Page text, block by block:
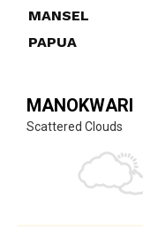
MANSEL
PAPUA
MANOKWARI
Scattered Clouds